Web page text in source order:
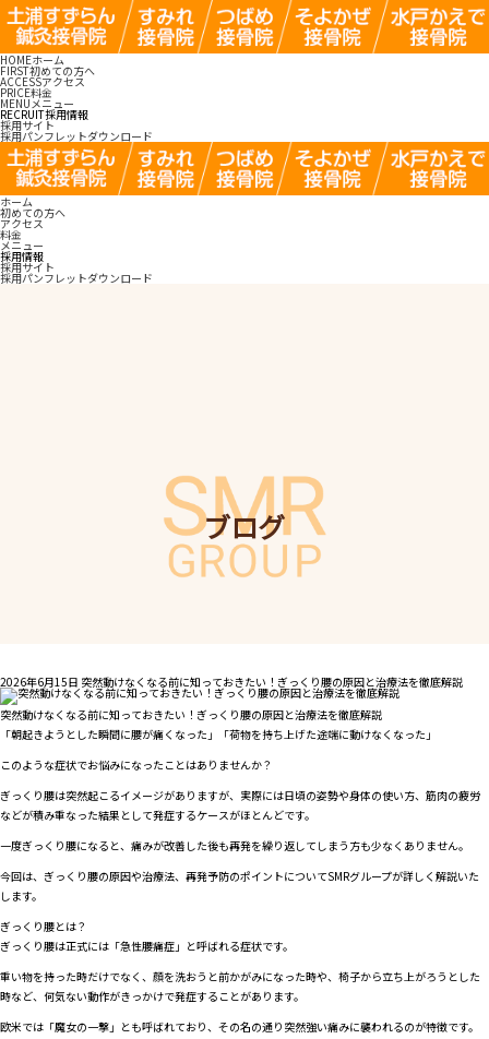
HOMEホーム
FIRST初めての方へ
ACCESSアクセス
PRICE料金
MENU メニュー
RECRUIT採用情報
採用サイト
採用パンフレットダウンロード
ホーム
初めての方へ
アクセス
料金
メニュー
採用情報
採用サイト
採用パンフレットダウンロード
ブログ
2026年6月15日 突然動けなくなる前に知っておきたい！ぎっくり腰の原因と治療法を徹底解説
突然動けなくなる前に知っておきたい！ぎっくり腰の原因と治療法を徹底解説
「朝起きようとした瞬間に腰が痛くなった」「荷物を持ち上げた途端に動けなくなった」
このような症状でお悩みになったことはありませんか？
ぎっくり腰は突然起こるイメージがありますが、実際には日頃の姿勢や身体の使い方、筋肉の疲労
などが積み重なった結果として発症するケースがほとんどです。
一度ぎっくり腰になると、痛みが改善した後も再発を繰り返してしまう方も少なくありません。
今回は、ぎっくり腰の原因や治療法、再発予防のポイントについてSMRグループが詳しく解説いた
します。
ぎっくり腰とは？
ぎっくり腰は正式には「急性腰痛症」と呼ばれる症状です。
重い物を持った時だけでなく、顔を洗おうと前かがみになった時や、椅子から立ち上がろうとした
時など、何気ない動作がきっかけで発症することがあります。
欧米では「魔女の一撃」とも呼ばれており、その名の通り突然強い痛みに襲われるのが特徴です。